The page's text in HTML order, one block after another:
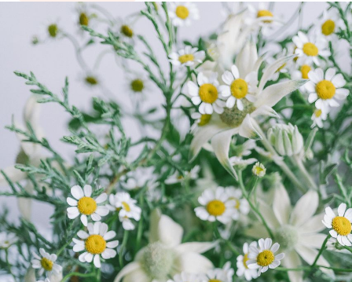
届いたお花に元気がなかったら？
もし届いたお花に「枯れている」「折れている」などの
不備があった場合は、些細なことでもお気軽にサポート
までご連絡ください。ご返金にて補償いたします。